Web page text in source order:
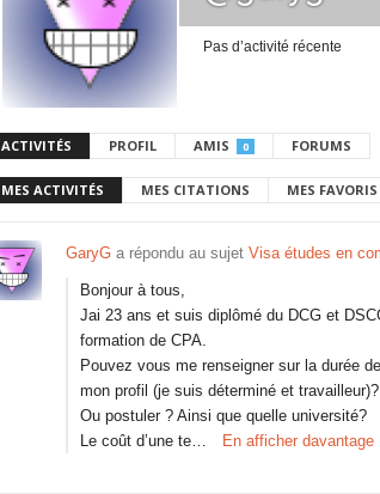
Pas d’activité récente
ACTIVITÉS PROFIL AMIS 0 FORUMS
MES ACTIVITÉS MES CITATIONS MES FAVORIS
GaryG a répondu au sujet Visa études en
Bonjour à tous,
Jai 23 ans et suis diplômé du DCG et
formation de CPA.
Pouvez vous me renseigner sur la durée
mon profil (je suis déterminé et travailleur)?
Ou postuler ? Ainsi que quelle université?
Le coût d’une te…
En afficher davantage